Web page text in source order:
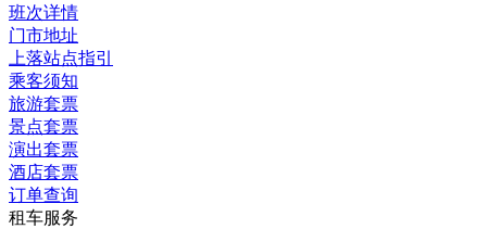
班次详情
门市地址
上落站点指引
乘客须知
旅游套票
景点套票
演出套票
酒店套票
订单查询
租车服务